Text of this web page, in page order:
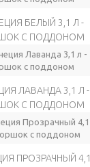
БЕЛЫЙ 3,1 Л -
С ПОДДОНОМ
ЛАВАНДА 3,1 Л -
С ПОДДОНОМ
ПРОЗРАЧНЫЙ 4,1